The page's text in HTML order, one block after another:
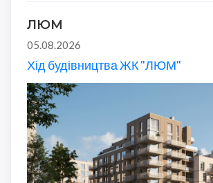
ЛЮМ
05.08.2026
Хід будівництва ЖК "ЛЮМ"